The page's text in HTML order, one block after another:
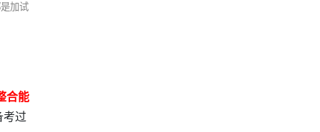
加试
合能
考过